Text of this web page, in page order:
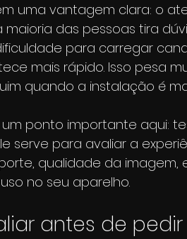
uma vantagem clara: o
das pessoas tira
para carregar
mais rápido. Isso pesa
quando a instalação é
um ponto importante aqui:
serve para avaliar a
qualidade da
no seu aparelho.
antes de